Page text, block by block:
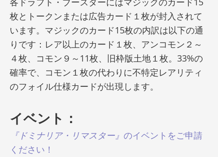
枚とトークンまたは広告カード１枚が封入されて
います。マジックのカード15枚の内訳は以下の通
りです：レア以上のカード１枚、アンコモン２～
４枚、コモン９～11枚、旧枠版土地１枚。33%の
確率で、コモン１枚の代わりに不特定レアリティ
のフォイル仕様カードが出現します。
イベント：
『ドミナリア・リマスター』 のイベントをご申請
ください！